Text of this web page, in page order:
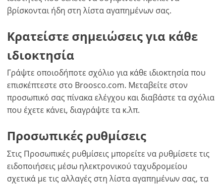
βρίσκονται ήδη στη λίστα αγαπημένων σας.
Κρατείστε σημειώσεις για κάθε
ιδιοκτησία
Γράψτε οποιοδήποτε σχόλιο για κάθε ιδιοκτησία που
επισκέπτεστε στο Broosco.com. Μεταβείτε στον
προσωπικό σας πίνακα ελέγχου και διαβάστε τα σχόλια
που έχετε κάνει, διαγράψτε τα κ.λπ.
Προσωπικές ρυθμίσεις
Στις Προσωπικές ρυθμίσεις μπορείτε να ρυθμίσετε τις
ειδοποιήσεις μέσω ηλεκτρονικού ταχυδρομείου
σχετικά με τις αλλαγές στη λίστα αγαπημένων σας, τα
δείτε
τα
πλεονεκτήματα